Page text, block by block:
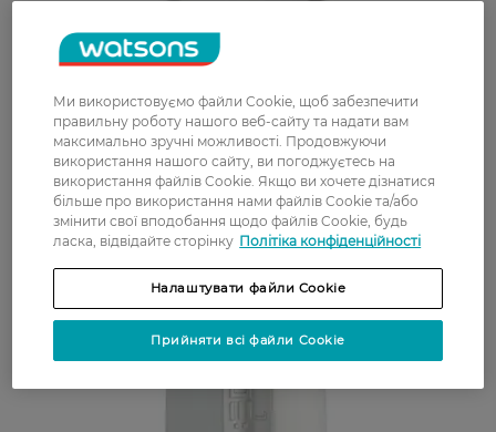
Ми використовуємо файли Cookie, щоб забезпечити
правильну роботу нашого веб-сайту та надати вам
максимально зручні можливості. Продовжуючи
використання нашого сайту, ви погоджуєтесь на
використання файлів Cookie. Якщо ви хочете дізнатися
більше про використання нами файлів Cookie та/або
змінити свої вподобання щодо файлів Cookie, будь
ласка, відвідайте сторінку Політіка конфіденційності
Налаштувати файли Cookie
Прийняти всі файли Cookie